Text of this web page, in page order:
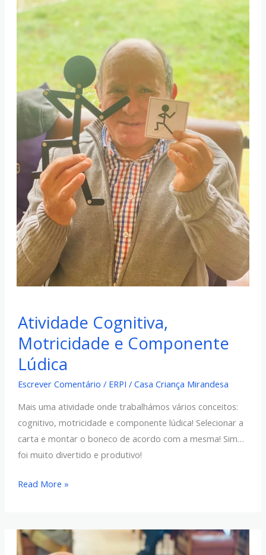
Atividade Cognitiva,
Motricidade e Componente
Lúdica
Escrever Comentário / ERPI / Casa Criança Mirandesa
Mais uma atividade onde trabalhámos vários conceitos:
cognitivo, motricidade e componente lúdica! Selecionar a
carta e montar o boneco de acordo com a mesma! Sim…
foi muito divertido e produtivo!
Cognitiva,
Motricidade
Componente
Lúdica
Read More »